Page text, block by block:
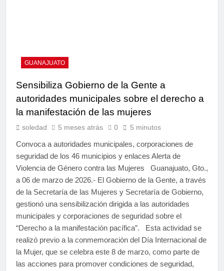
GUANAJUATO
Sensibiliza Gobierno de la Gente a
autoridades municipales sobre el derecho a
la manifestación de las mujeres
soledad 5 meses atrás 0 5 minutos
⁠Convoca a autoridades municipales, corporaciones de
seguridad de los 46 municipios y enlaces Alerta de
Violencia de Género contra las Mujeres Guanajuato, Gto.,
a 06 de marzo de 2026.- El Gobierno de la Gente, a través
de la Secretaría de las Mujeres y Secretaría de Gobierno,
gestionó una sensibilización dirigida a las autoridades
municipales y corporaciones de seguridad sobre el
“Derecho a la manifestación pacífica”. Esta actividad se
realizó previo a la conmemoración del Día Internacional de
la Mujer, que se celebra este 8 de marzo, como parte de
las acciones para promover condiciones de seguridad,